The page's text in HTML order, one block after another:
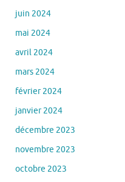
juin 2024
mai 2024
avril 2024
mars 2024
février 2024
janvier 2024
décembre 2023
novembre 2023
octobre 2023